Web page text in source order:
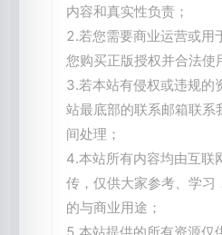
内容和真实性负责；
2.若您需要商业运营或用
您购买正版授权并合法使
3.若本站有侵权或违规的
站最底部的联系邮箱联系
间处理；
4.本站所有内容均由互联
传，仅供大家参考、学习
的与商业用途；